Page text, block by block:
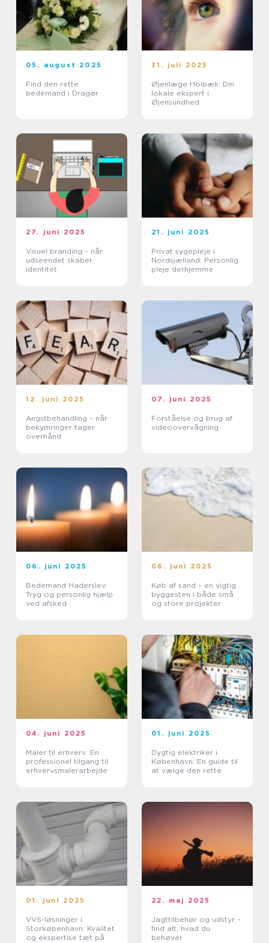
05. august 2025
Find den rette
bedemand i Dragør
31. juli 2025
Øjenlæge Holbæk: Din
lokale ekspert i
Øjensundhed
27. juni 2025
Visuel branding – når
udseendet skaber
identitet
21. juni 2025
Privat sygepleje i
Nordsjælland: Personlig
pleje derhjemme
12. juni 2025
Angstbehandling – når
bekymringer tager
overhånd
07. juni 2025
Forståelse og brug af
videoovervågning
06. juni 2025
Bedemand Haderslev:
Tryg og personlig hjælp
ved afsked
06. juni 2025
Køb af sand – en vigtig
byggesten i både små
og store projekter
04. juni 2025
Maler til erhverv: En
professionel tilgang til
erhvervsmalerarbejde
01. juni 2025
Dygtig elektriker i
København: En guide til
at vælge den rette
01. juni 2025
VVS-løsninger i
Storkøbenhavn: Kvalitet
og ekspertise tæt på
22. maj 2025
Jagttilbehør og udstyr –
find alt, hvad du
behøver